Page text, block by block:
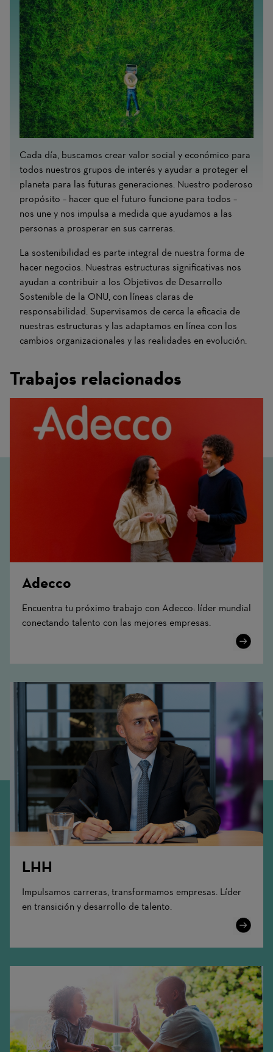
Cada día, buscamos crear valor social y económico para
todos nuestros grupos de interés y ayudar a proteger el
planeta para las futuras generaciones. Nuestro poderoso
propósito – hacer que el futuro funcione para todos –
nos une y nos impulsa a medida que ayudamos a las
personas a prosperar en sus carreras.
La sostenibilidad es parte integral de nuestra forma de
hacer negocios. Nuestras estructuras significativas nos
ayudan a contribuir a los Objetivos de Desarrollo
Sostenible de la ONU, con líneas claras de
responsabilidad. Supervisamos de cerca la eficacia de
nuestras estructuras y las adaptamos en línea con los
cambios organizacionales y las realidades en evolución.
Trabajos relacionados
Adecco
Encuentra tu próximo trabajo con Adecco: líder mundial
conectando talento con las mejores empresas.
Learn
LHH
Impulsamos carreras, transformamos empresas. Líder
en transición y desarrollo de talento.
Learn